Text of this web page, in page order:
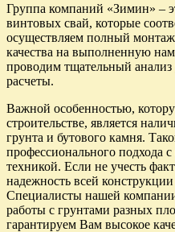
Группа компаний «Зимин» –
винтовых свай, которые
осуществляем полный
качества на выполненную
проводим тщательный
расчеты.
Важной особенностью,
строительстве, является
грунта и бутового камня.
профессионального подхода
техникой. Если не учесть
надежность всей
Специалисты нашей
работы с грунтами разных
гарантируем Вам высокое